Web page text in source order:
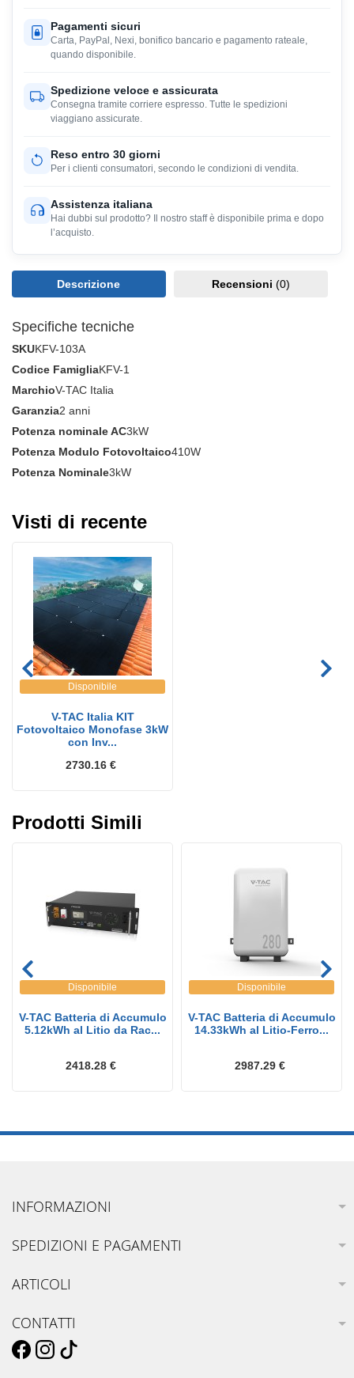
Pagamenti sicuri
Carta, PayPal, Nexi, bonifico bancario e pagamento rateale,
quando disponibile.
Spedizione veloce e assicurata
Consegna tramite corriere espresso. Tutte le spedizioni
viaggiano assicurate.
Reso entro 30 giorni
Per i clienti consumatori, secondo le condizioni di vendita.
Assistenza italiana
Hai dubbi sul prodotto? Il nostro staff è disponibile prima e dopo
l’acquisto.
Descrizione Recensioni (0)
Specifiche tecniche
SKUKFV-103A
Codice FamigliaKFV-1
MarchioV-TAC Italia
Garanzia2 anni
Potenza nominale AC3kW
Potenza Modulo Fotovoltaico410W
Potenza Nominale3kW
Visti di recente
Disponibile
V-TAC Italia KIT
Fotovoltaico Monofase 3kW
con Inv...
2730.16 €
Prodotti Simili
Disponibile
V-TAC Batteria di Accumulo
5.12kWh al Litio da Rac...
2418.28 €
Disponibile
V-TAC Batteria di Accumulo
14.33kWh al Litio-Ferro...
2987.29 €
INFORMAZIONI
SPEDIZIONI E PAGAMENTI
ARTICOLI
CONTATTI